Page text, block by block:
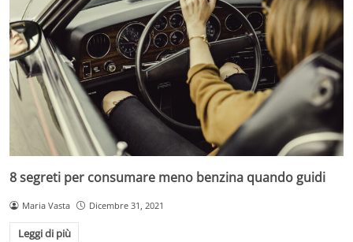
8 segreti per consumare meno benzina quando guidi
Maria Vasta Dicembre 31, 2021
Leggi di più